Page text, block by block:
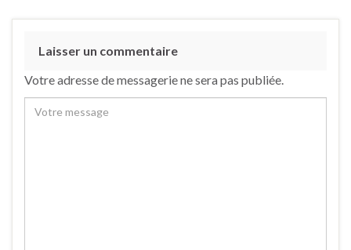
Laisser un commentaire
Votre adresse de messagerie ne sera pas publiée.